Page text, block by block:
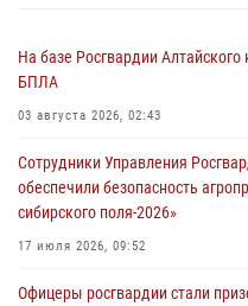
На базе Росгвардии
БПЛА
03 августа 2026, 02:43
Сотрудники Управления
обеспечили безопасность
сибирского поля-2026»
17 июля 2026, 09:52
Офицеры росгвардии стали